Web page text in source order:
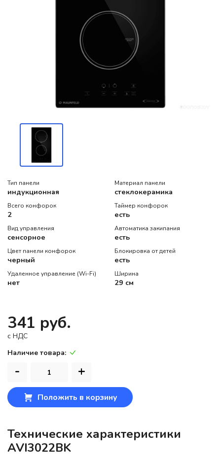
Тип панели
индукционная
Материал панели
стеклокерамика
Всего конфорок
2
Таймер конфорок
есть
Вид управления
сенсорное
Автоматика закипания
есть
Цвет панели конфорок
черный
Блокировка от детей
есть
Удаленное управление (Wi-Fi)
нет
Ширина
29 см
341 руб.
c НДС
Наличие товара:
- +
Положить в корзину
Технические характеристики
AVI3022BK